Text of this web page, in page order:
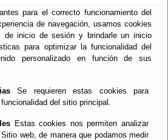
para el correcto funcionamiento del
de navegación, usamos cookies
de inicio de sesión y brindarle un inicio
para optimizar la funcionalidad del
personalizado en función de sus
Se requieren estas cookies para
del sitio principal.
Estas cookies nos permiten analizar
web, de manera que podamos medir
Menú RPC
Calendario Oficial
Oficial